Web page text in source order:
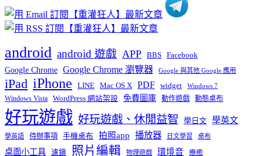
android android 遊戲 APP BBS Facebook
Google Chrome Google Chrome 瀏覽器 Google 與其他 Google 應用
iPad iPhone LINE Mac OS X PDF widget Windows 7
Windows Vista WordPress 網站架設 免費圖庫 動作遊戲 動態桌布
好玩遊戲 好玩遊戲、休閒益智 學日文 學英文
學英語 待辦事項 手機桌布 拍照app 播放器 日文學習 桌布
桌面小工具 濾鏡 照片編輯 物理遊戲 環境音 療癒